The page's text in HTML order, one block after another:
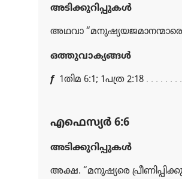
അടിക്കുറിപ്പുകള്‍
അഥവാ
ഒത്തുവാക്യങ്ങള്‍
f 1തിമ 6:1; 1പത്ര 2:18
എഫെസ്യർ 6:6
അടിക്കുറിപ്പുകള്‍
അക്ഷ. “മനുഷ്യ​രെ